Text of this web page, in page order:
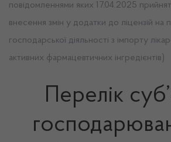
повідомленнями яких 17.04.2025
внесення змін у додатки до ліцензій на
господарської діяльності з імпорту
активних фармацевтичних інгредієнтів)
Перелік